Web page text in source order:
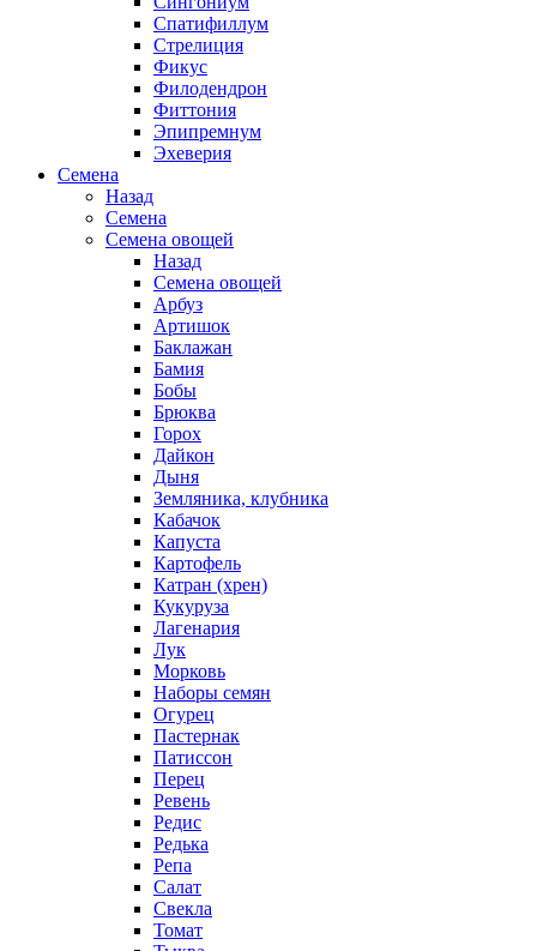
Спатифиллум
Стрелиция
Фикус
Филодендрон
Фиттония
Эпипремнум
Эхеверия
Семена
Назад
Семена
Семена овощей
Назад
Семена овощей
Арбуз
Артишок
Баклажан
Бамия
Бобы
Брюква
Горох
Дайкон
Дыня
Земляника, клубника
Кабачок
Капуста
Картофель
Катран (хрен)
Кукуруза
Лагенария
Лук
Морковь
Наборы семян
Огурец
Пастернак
Патиссон
Перец
Ревень
Редис
Редька
Репа
Салат
Свекла
Томат